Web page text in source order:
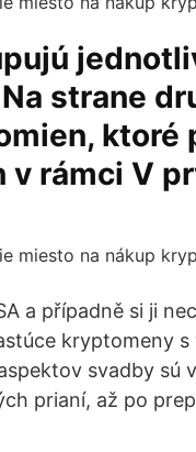
Na strane
ktoré
v rámci V
a případně si ji
kryptomeny
svadby sú
prianí, až po